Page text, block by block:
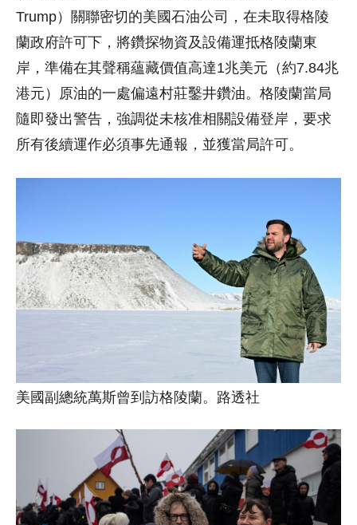
Trump）關聯密切的美國石油公司，在未取得格陵
蘭政府許可下，將鑽探物資及設備運抵格陵蘭東
岸，準備在其聲稱蘊藏價值高達1兆美元（約7.84兆
港元）原油的一處偏遠村莊鑿井鑽油。格陵蘭當局
隨即發出警告，強調從未核准相關設備登岸，要求
所有後續運作必須事先通報，並獲當局許可。
美國副總統萬斯曾到訪格陵蘭。路透社